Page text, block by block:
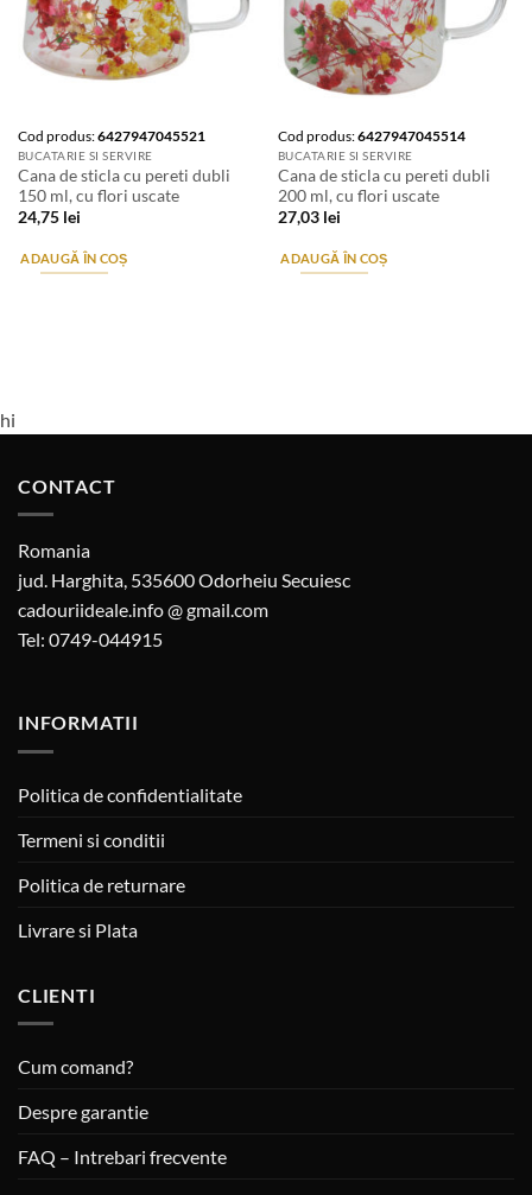
Cod produs:6427947045521
BUCATARIE SI SERVIRE
Cana de sticla cu pereti dubli
150 ml, cu flori uscate
24,75 lei
ADAUGĂ ÎN COȘ
Cod produs:6427947045514
BUCATARIE SI SERVIRE
Cana de sticla cu pereti dubli
200 ml, cu flori uscate
27,03 lei
ADAUGĂ ÎN COȘ
hi
CONTACT
Romania
jud. Harghita, 535600 Odorheiu Secuiesc
cadouriideale.info @ gmail.com
Tel: 0749-044915
INFORMATII
Politica de confidentialitate
Termeni si conditii
Politica de returnare
Livrare si Plata
CLIENTI
Cum comand?
Despre garantie
FAQ – Intrebari frecvente